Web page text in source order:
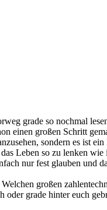
grade so nochmal
einen großen Schritt
sondern es ist
Leben so zu lenken wie
nur fest glauben und
großen
oder grade hinter euch